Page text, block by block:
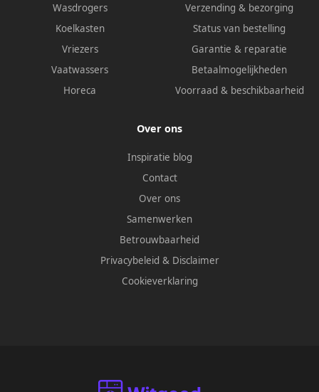
Wasdrogers
Koelkasten
Vriezers
Vaatwassers
Horeca
Verzending & bezorging
Status van bestelling
Garantie & reparatie
Betaalmogelijkheden
Voorraad & beschikbaarheid
Over ons
Inspiratie blog
Contact
Over ons
Samenwerken
Betrouwbaarheid
Privacybeleid & Disclaimer
Cookieverklaring